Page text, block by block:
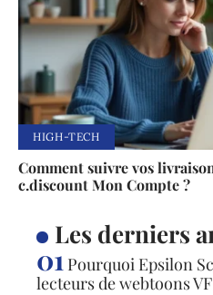
HIGH-TECH
Comment suivre vos
c.discount Mon Compte ?
Les derniers
Pourquoi Epsilon
lecteurs de webtoons